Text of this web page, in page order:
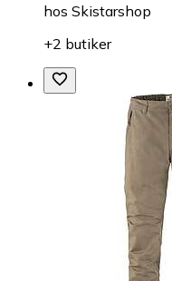
hos Skistarshop
+2 butiker